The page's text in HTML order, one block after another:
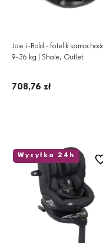
Joie i-Bold - fotelik
9-36 kg | Shale, Outlet
708,76 zł
Wysyłka 24h